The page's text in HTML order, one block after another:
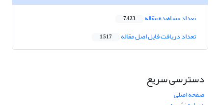
تعداد مشاهده مقاله 7,423
تعداد دریافت فایل اصل مقاله 1,517
دسترسی سریع
صفحه اصلی